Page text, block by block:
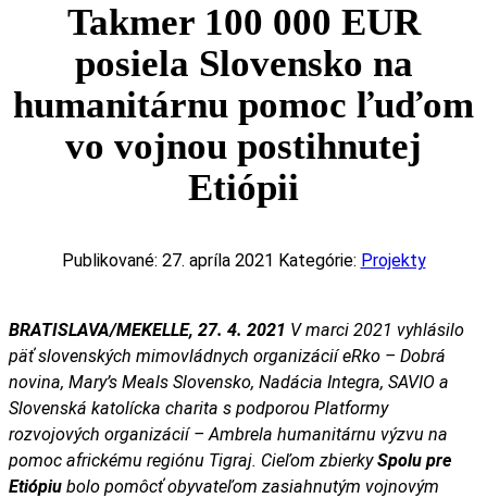
Takmer 100 000 EUR
posiela Slovensko na
humanitárnu pomoc ľuďom
vo vojnou postihnutej
Etiópii
Publikované: 27. apríla 2021 Kategórie: Projekty
BRATISLAVA/MEKELLE, 27. 4. 2021 V marci 2021 vyhlásilo
päť slovenských mimovládnych organizácií eRko – Dobrá
novina, Mary’s Meals Slovensko, Nadácia Integra, SAVIO a
Slovenská katolícka charita s podporou Platformy
rozvojových organizácií – Ambrela humanitárnu výzvu na
pomoc africkému regiónu Tigraj. Cieľom zbierkySpolu pre
Etiópiu bolo pomôcť obyvateľom zasiahnutým vojnovým